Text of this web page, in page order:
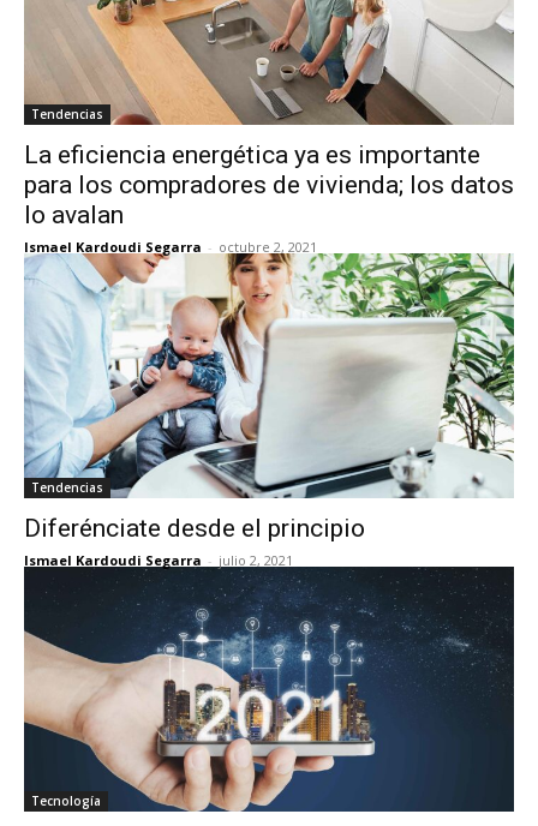
Tendencias
La eficiencia energética ya es importante
para los compradores de vivienda; los datos
lo avalan
Ismael Kardoudi Segarra - octubre 2, 2021
Tendencias
Diferénciate desde el principio
Ismael Kardoudi Segarra - julio 2, 2021
Tecnología